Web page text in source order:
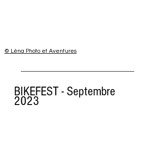
© Léna Photo et Aventures
BIKEFEST - Septembre
2023